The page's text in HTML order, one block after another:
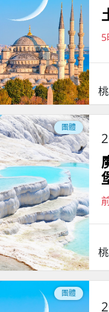
團體
團體